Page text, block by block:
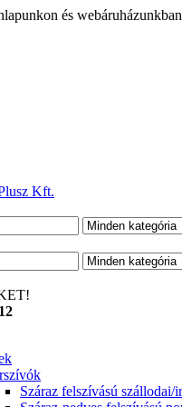
és
Száraz felszívású